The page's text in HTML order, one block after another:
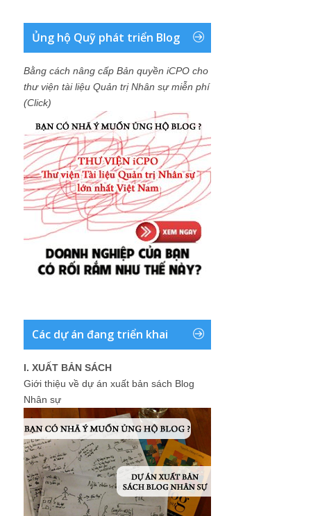
Ủng hộ Quỹ phát triển Blog
Bằng cách nâng cấp Bản quyền iCPO cho
thư viện tài liệu Quản trị Nhân sự miễn phí
(Click)
Các dự án đang triển khai
I. XUẤT BẢN SÁCH
Giới thiệu về dự án xuất bản sách Blog
Nhân sự